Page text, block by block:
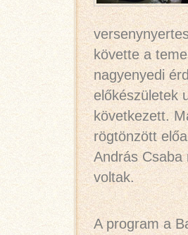
követte a
nagyenyedi
előkészületek
következett.
rögtönzött
András Csaba
voltak.
A program a